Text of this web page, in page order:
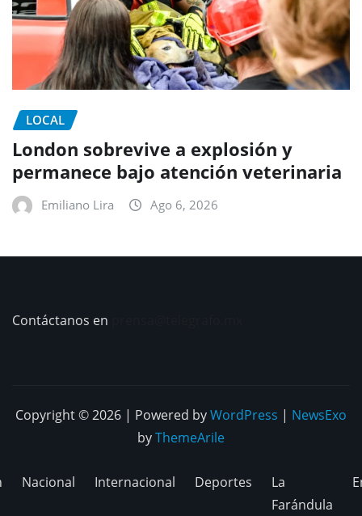
LOCAL
London sobrevive a explosión y
permanece bajo atención veterinaria
Emiliano Lira Ago 6, 2026
Contáctanos en
Copyright © 2026 | Powered byWordPress | NewsExo
byThemeArile
Nacional Internacional Deportes
La
Farándula